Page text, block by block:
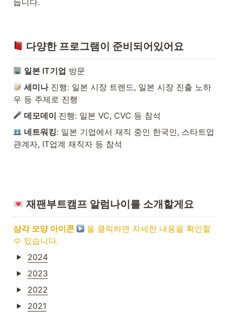
듭니다.
다양한 프로그램이 준비되어있어요
일본 IT기업 방문
세미나 진행: 일본 시장 트렌드, 일본 시장 진출 노하
우 등 주제로 진행
데모데이 진행: 일본 VC, CVC 등 참석
네트워킹: 일본 기업에서 재직 중인 한국인, 스타트업
관계자, IT업계 재직자 등 참석
재팬부트캠프 알럼나이를 소개할게요
삼각 모양 아이콘
을 클릭하면 자세한 내용을 확인할
수 있습니다.
2024
2023
2022
2021